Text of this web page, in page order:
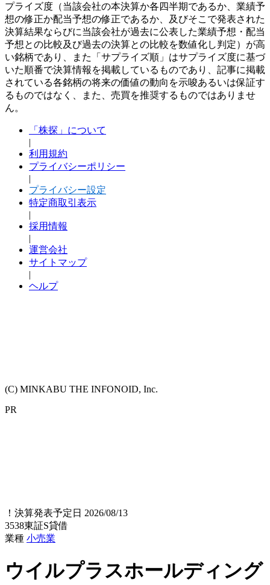
プライズ度（当該会社の本決算か各四半期であるか、業績予
想の修正か配当予想の修正であるか、及びそこで発表された
決算結果ならびに当該会社が過去に公表した業績予想・配当
予想との比較及び過去の決算との比較を数値化し判定）が高
い銘柄であり、また「サプライズ順」はサプライズ度に基づ
いた順番で決算情報を掲載しているものであり、記事に掲載
されている各銘柄の将来の価値の動向を示唆あるいは保証す
るものではなく、また、売買を推奨するものではありませ
ん。
「株探」について
|
利用規約
プライバシーポリシー
|
プライバシー設定
特定商取引表示
|
採用情報
|
運営会社
サイトマップ
|
ヘルプ
(C) MINKABU THE INFONOID, Inc.
PR
！ 決算発表予定日 2026/08/13
3538東証S貸借
業種 小売業
ウイルプラスホールディング